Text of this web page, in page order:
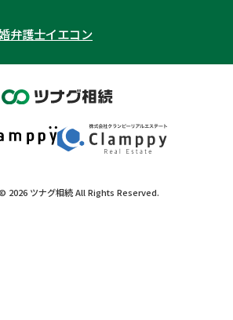
群馬県
山梨県
京都府
奈良県
和歌山県
石川県
富山県
岡山県
成年後見・任意後見
相続財産調査
不動産)
相続トラブル
弁護士イエコン
2026 ツナグ相続All Rights Reserved.